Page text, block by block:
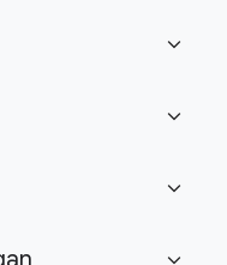
expand_more
expand_more
expand_more
expand_more